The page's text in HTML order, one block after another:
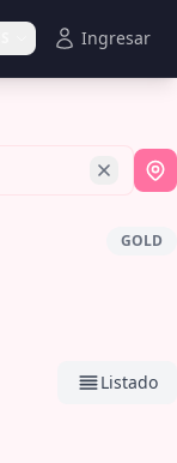
Ingresar
GOLD
Listado